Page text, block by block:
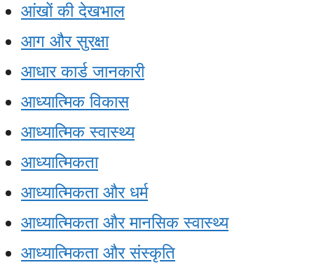
आंखों की देखभाल
आग और सुरक्षा
आधार कार्ड जानकारी
आध्यात्मिक विकास
आध्यात्मिक स्वास्थ्य
आध्यात्मिकता
आध्यात्मिकता और धर्म
आध्यात्मिकता और मानसिक स्वास्थ्य
आध्यात्मिकता और संस्कृति